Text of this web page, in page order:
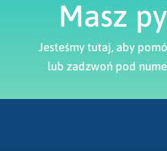
Masz
Jesteśmy tutaj, aby
lub zadzwoń pod